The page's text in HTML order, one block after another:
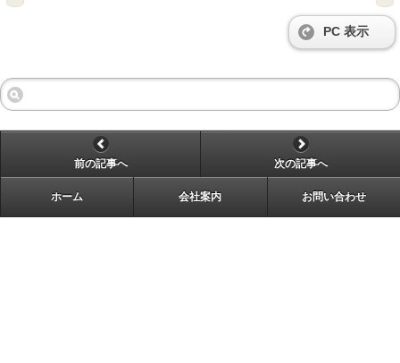
PC 表示
前の記事へ 次の記事へ
ホーム 会社案内 お問い合わせ